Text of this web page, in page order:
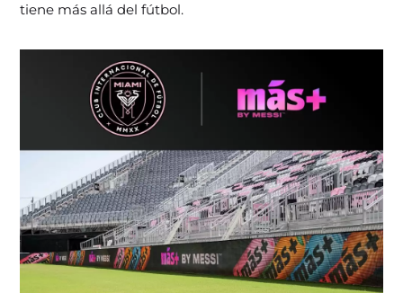
tiene más allá del fútbol.